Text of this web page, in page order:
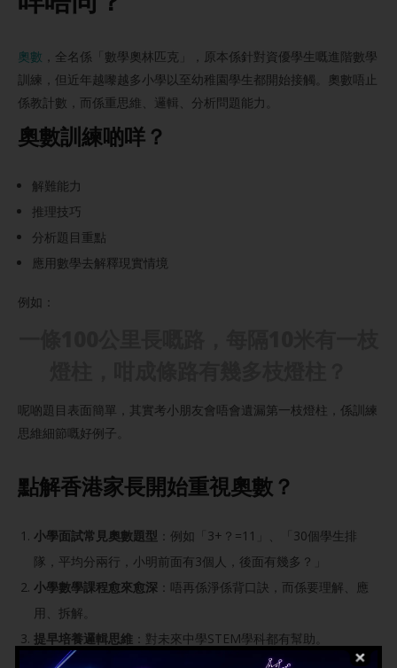
奧數 ，全名係「數學奧林匹克」，原本係針對資優學生嘅進階數學
訓練，但近年越嚟越多小學以至幼稚園學生都開始接觸。奧數唔止
係教計數，而係重思維、邏輯、分析問題能力。
奧數訓練啲咩？
解難能力
推理技巧
分析題目重點
應用數學去解釋現實情境
例如：
呢啲題目表面簡單，其實考小朋友會唔會遺漏第一枝燈柱，係訓練
思維細節嘅好例子。
點解香港家長開始重視奧數？
小學面試常見奧數題型 ：例如「3+？=11」、「30個學生排
隊，平均分兩行，小明前面有3個人，後面有幾多？」
小學數學課程愈來愈深 ：唔再係淨係背口訣，而係要理解、應
用、拆解。
提早培養邏輯思維 ：對未來中學STEM學科都有幫助。